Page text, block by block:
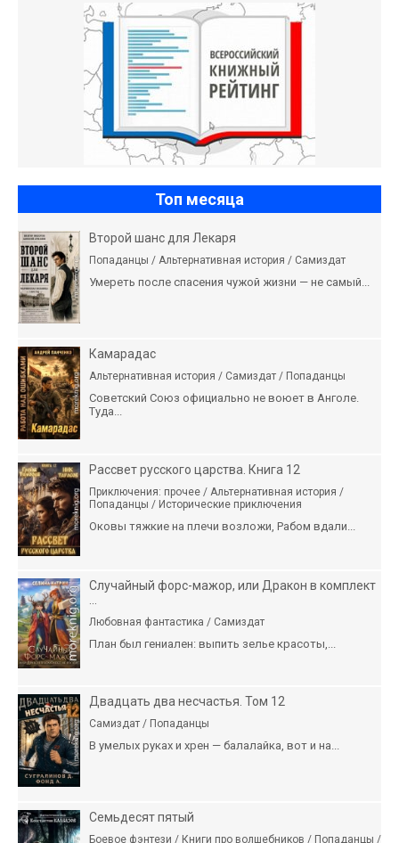
Топ месяца
Второй шанс для Лекаря
Попаданцы / Альтернативная история / Самиздат
Умереть после спасения чужой жизни — не самый...
Камарадас
Альтернативная история / Самиздат / Попаданцы
Советский Союз официально не воюет в Анголе.
Туда...
Рассвет русского царства. Книга 12
Приключения: прочее / Альтернативная история /
Попаданцы / Исторические приключения
Оковы тяжкие на плечи возложи, Рабом вдали...
Случайный форс-мажор, или Дракон в комплект
Любовная фантастика / Самиздат
План был гениален: выпить зелье красоты,...
Двадцать два несчастья. Том 12
Самиздат / Попаданцы
В умелых руках и хрен — балалайка, вот и на...
Семьдесят пятый
Боевое фэнтези / Книги про волшебников / Попаданцы /